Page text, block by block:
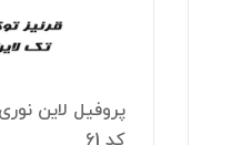
پروفیل لاین